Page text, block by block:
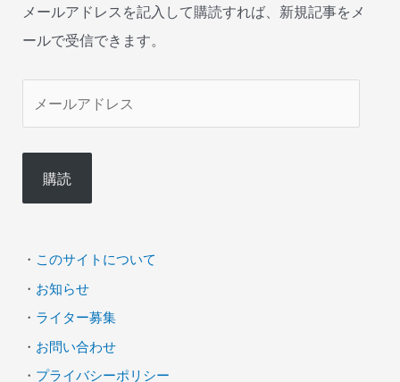
メールアドレスを記入して購読すれば、新規記事をメ
ールで受信できます。
ル
ド
ス
購読
・ このサイトについて
・ お知らせ
・ ライター募集
・ お問い合わせ
・ プライバシーポリシー